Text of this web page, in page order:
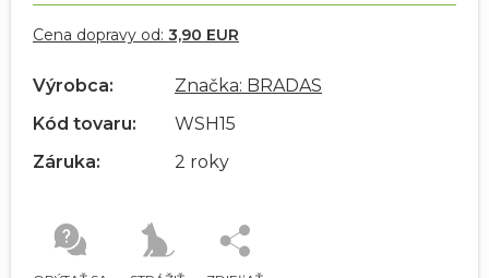
Cena dopravy od: 3,90 EUR
Výrobca:
Značka: BRADAS
Kód tovaru:
WSH15
Záruka:
2 roky